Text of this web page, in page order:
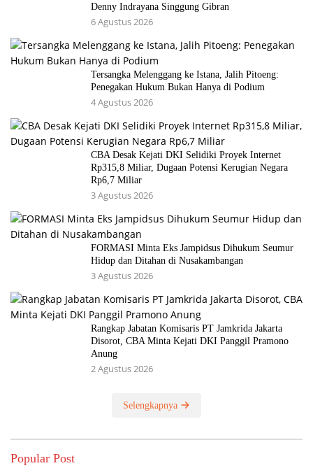
Denny Indrayana Singgung Gibran
6 Agustus 2026
Tersangka Melenggang ke Istana, Jalih Pitoeng:
Penegakan Hukum Bukan Hanya di Podium
4 Agustus 2026
CBA Desak Kejati DKI Selidiki Proyek Internet
Rp315,8 Miliar, Dugaan Potensi Kerugian Negara
Rp6,7 Miliar
3 Agustus 2026
FORMASI Minta Eks Jampidsus Dihukum Seumur
Hidup dan Ditahan di Nusakambangan
3 Agustus 2026
Rangkap Jabatan Komisaris PT Jamkrida Jakarta
Disorot, CBA Minta Kejati DKI Panggil Pramono
Anung
2 Agustus 2026
Selengkapnya
Popular Post